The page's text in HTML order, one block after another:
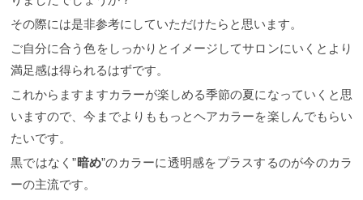
味を入れても色は抜けてしまうもの。 色が抜けるの
はシャンプーの時が基本なのでご自分でシャンプー
てアッシュを重ねた時です。 これは美容師さんによ
って考えがありそのような配合にしていると思いま
すが。 暗くなる色、例えばブルーブラックなどの色
を配合して思ったよりも暗くなってしまった場合は
確認してお直しができるのであれば直してもらった
と必ずムラになって失敗するので特に気をつけてく
その際には是非参考にしていただけたらと思います。
ご自分に合う色をしっかりとイメージしてサロンにいくとより
満足感は得られるはずです。
これからますますカラーが楽しめる季節の夏になっていくと思
いますので、今までよりももっとヘアカラーを楽しんでもらい
たいです。
黒ではなく”暗め”のカラーに透明感をプラスするのが今のカラ
ーの主流です。